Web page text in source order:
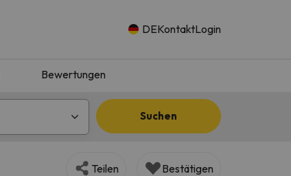
DEKontaktLogin
Bewertungen
Suchen
Teilen Bestätigen